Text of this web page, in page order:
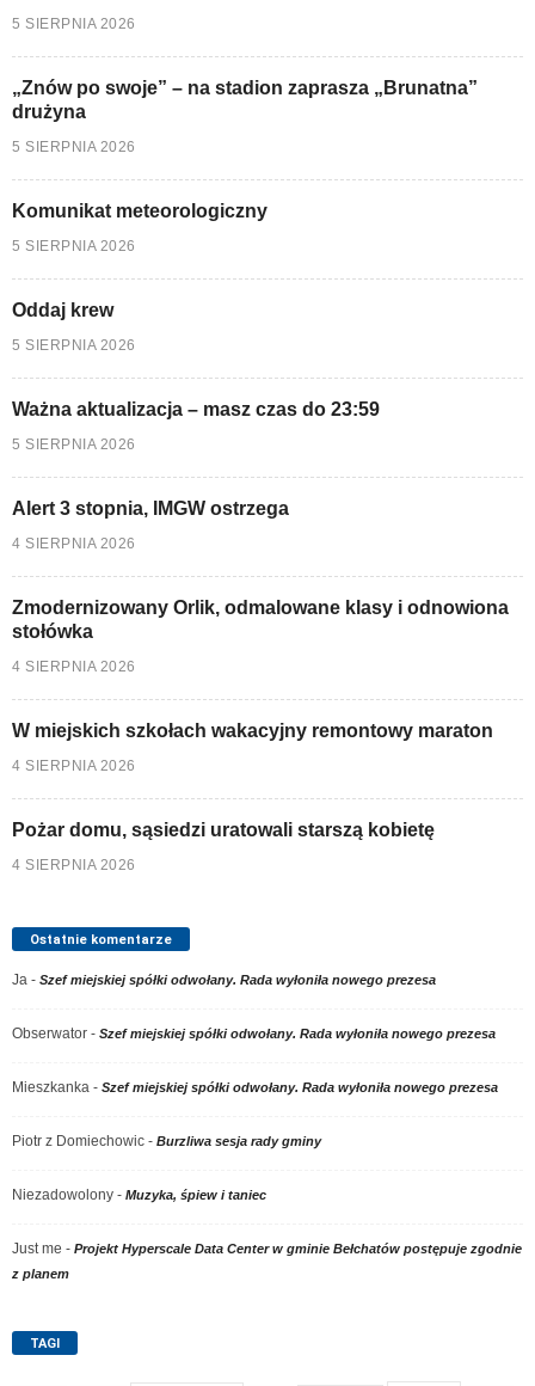
5 SIERPNIA 2026
„Znów po swoje” – na stadion zaprasza „Brunatna”
drużyna
5 SIERPNIA 2026
Komunikat meteorologiczny
5 SIERPNIA 2026
Oddaj krew
5 SIERPNIA 2026
Ważna aktualizacja – masz czas do 23:59
5 SIERPNIA 2026
Alert 3 stopnia, IMGW ostrzega
4 SIERPNIA 2026
Zmodernizowany Orlik, odmalowane klasy i odnowiona
stołówka
4 SIERPNIA 2026
W miejskich szkołach wakacyjny remontowy maraton
4 SIERPNIA 2026
Pożar domu, sąsiedzi uratowali starszą kobietę
4 SIERPNIA 2026
Ostatnie komentarze
Ja - Szef miejskiej spółki odwołany. Rada wyłoniła nowego prezesa
Obserwator - Szef miejskiej spółki odwołany. Rada wyłoniła nowego prezesa
Mieszkanka - Szef miejskiej spółki odwołany. Rada wyłoniła nowego prezesa
Piotr z Domiechowic - Burzliwa sesja rady gminy
Niezadowolony - Muzyka, śpiew i taniec
Just me - Projekt Hyperscale Data Center w gminie Bełchatów postępuje zgodnie
z planem
TAGI